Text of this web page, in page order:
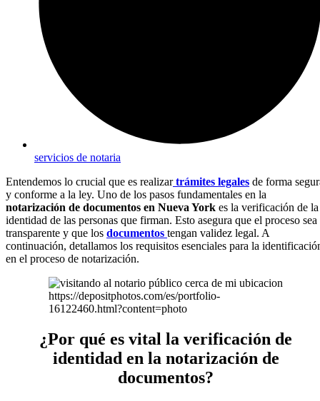
servicios de notaria
Entendemos lo crucial que es realizartrámites legales de forma
y conforme a la ley. Uno de los pasos fundamentales en la
notarización de documentos en Nueva York es la verificación de la
identidad de las personas que firman. Esto asegura que el proceso sea
transparente y que los documentos tengan validez legal. A
continuación, detallamos los requisitos esenciales para la
en el proceso de notarización.
https://depositphotos.com/es/portfolio-
16122460.html?content=photo
¿Por qué es vital la verificación de
identidad en la notarización de
documentos?